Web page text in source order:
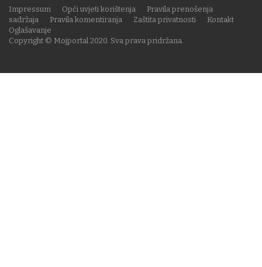
Copyright © Mojportal 2020. Sva prava pridržana.
Impressum Opći uvjeti korištenja
Pravila prenošenja
sadržaja
Pravila komentiranja Zaštita privatnosti
Kontakt
Oglašavanje